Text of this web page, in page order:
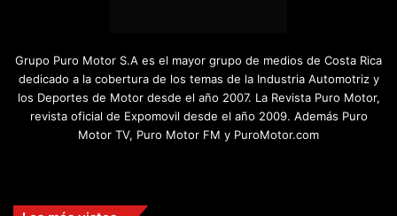
Grupo Puro Motor S.A es el mayor grupo de medios de Costa Rica
dedicado a la cobertura de los temas de la Industria Automotriz y
los Deportes de Motor desde el año 2007. La Revista Puro Motor,
revista oficial de Expomovil desde el año 2009. Además Puro
Motor TV, Puro Motor FM y PuroMotor.com